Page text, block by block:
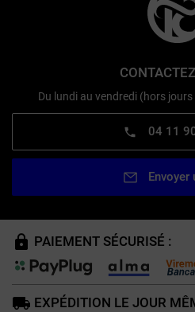
Du lundi au vendredi (hors
04 11
Envoyer
PAIEMENT SÉCURISÉ :
EXPÉDITION LE JOUR